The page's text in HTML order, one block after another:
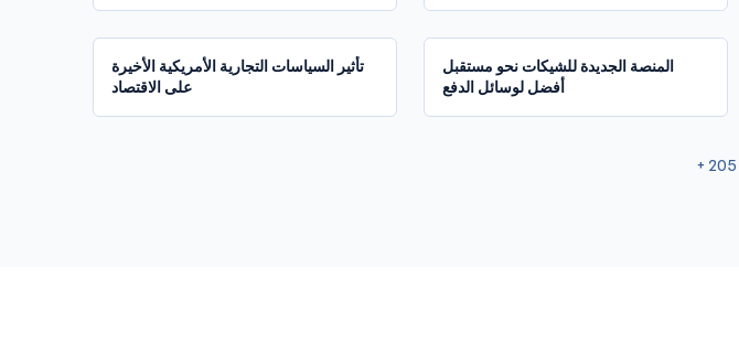
تأثير السياسات التجارية الأمريكية الأخيرة
على الاقتصاد
المنصة الجديدة للشيكات نحو مستقبل
أفضل لوسائل الدفع
+ 205